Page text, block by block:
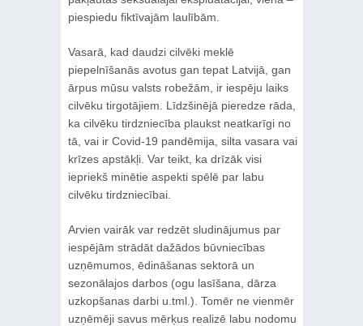
piespiedu fiktīvajām laulībām.
Vasarā, kad daudzi cilvēki meklē
piepelnīšanās avotus gan tepat Latvijā, gan
ārpus mūsu valsts robežām, ir iespēju laiks
cilvēku tirgotājiem. Līdzšinējā pieredze rāda,
ka cilvēku tirdzniecība plaukst neatkarīgi no
tā, vai ir Covid-19 pandēmija, silta vasara vai
krīzes apstākļi. Var teikt, ka drīzāk visi
iepriekš minētie aspekti spēlē par labu
cilvēku tirdzniecībai.
Arvien vairāk var redzēt sludinājumus par
iespējām strādāt dažādos būvniecības
uzņēmumos, ēdināšanas sektorā un
sezonālajos darbos (ogu lasīšana, dārza
uzkopšanas darbi u.tml.). Tomēr ne vienmēr
uzņēmēji savus mērķus realizē labu nodomu